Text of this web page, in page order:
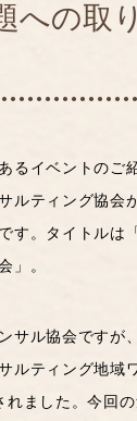
への取
るイベントのご
ルティング協会
す。タイトルは
」。
サル協会ですが
ルティング地域
れました。今回